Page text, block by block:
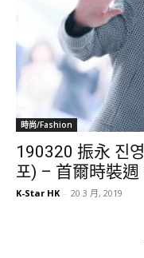
時尚/Fashion
190320 振永 진
포) – 首爾時裝週
K-Star HK - 20 3 月, 2019